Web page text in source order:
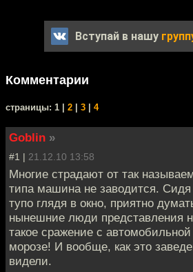
Вступай в нашу
Комментарии
cтраницы: 1 | 2 3 4
Goblin »
#1 | 21.12.10 13:58
Многие страдают от так
типа машина не заводится.
тупо глядя в окно, приятно
нынешние люди представления
такое сражение с
морозе! И вообще, как это
видели.